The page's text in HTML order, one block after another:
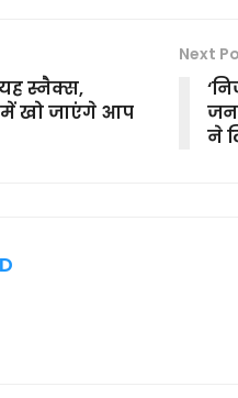
स्नैक्स,
में खो जाएंगे आप
Next
ने